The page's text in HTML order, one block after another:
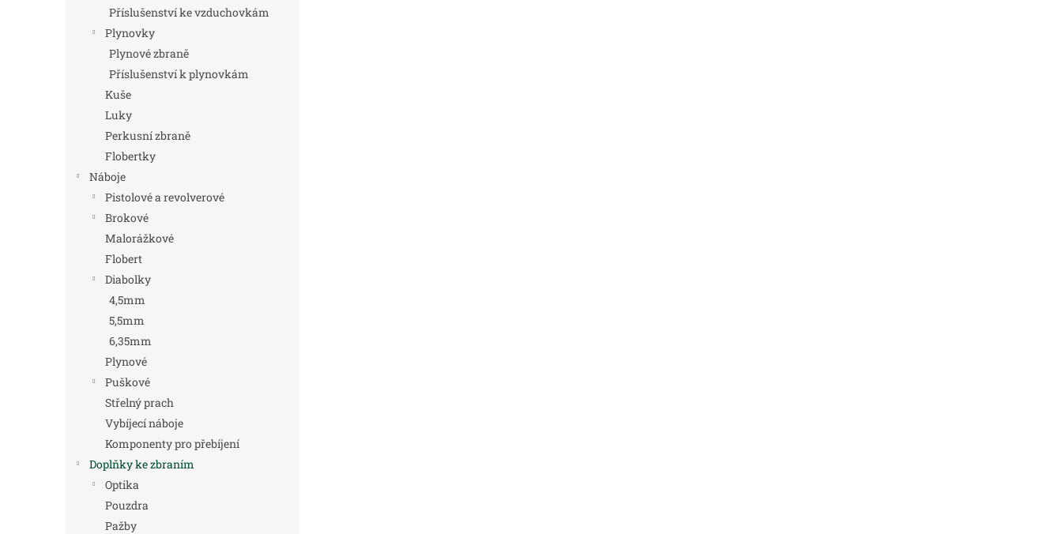
Příslušenství ke vzduchovkám
Plynovky
Plynové zbraně
Příslušenství k plynovkám
Kuše
Luky
Perkusní zbraně
Flobertky
Náboje
Pistolové a revolverové
Brokové
Malorážkové
Flobert
Diabolky
4,5mm
5,5mm
6,35mm
Plynové
Puškové
Střelný prach
Vybíjecí náboje
Komponenty pro přebíjení
Doplňky ke zbraním
Optika
Pouzdra
Pažby